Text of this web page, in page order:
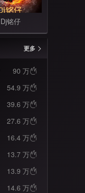
Dj铭仔
更多
90 万
54.9 万
39.6 万
27.6 万
16.4 万
13.7 万
13.9 万
14.6 万